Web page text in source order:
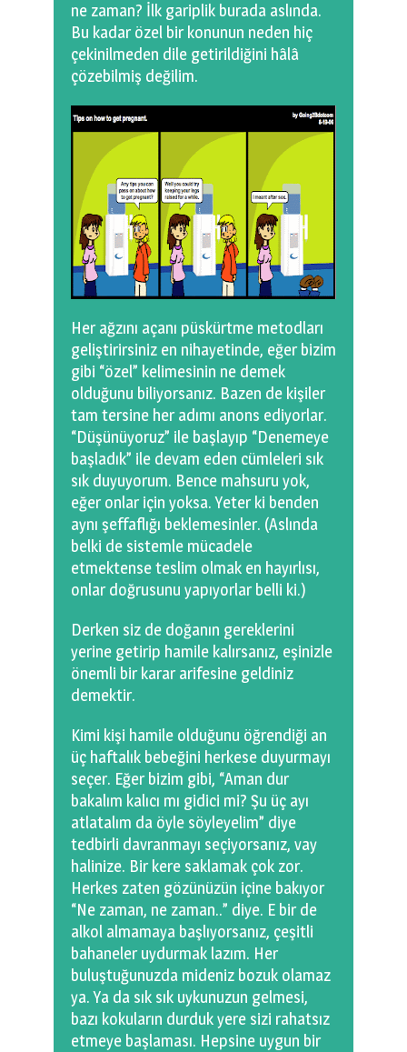
ne zaman? İlk gariplik burada aslında.
Bu kadar özel bir konunun neden hiç
çekinilmeden dile getirildiğini hâlâ
çözebilmiş değilim.
Her ağzını açanı püskürtme metodları
geliştirirsiniz en nihayetinde, eğer bizim
gibi “özel” kelimesinin ne demek
olduğunu biliyorsanız. Bazen de kişiler
tam tersine her adımı anons ediyorlar.
“Düşünüyoruz” ile başlayıp “Denemeye
başladık” ile devam eden cümleleri sık
sık duyuyorum. Bence mahsuru yok,
eğer onlar için yoksa. Yeter ki benden
aynı şeffaflığı beklemesinler. (Aslında
belki de sistemle mücadele
etmektense teslim olmak en hayırlısı,
onlar doğrusunu yapıyorlar belli ki.)
Derken siz de doğanın gereklerini
yerine getirip hamile kalırsanız, eşinizle
önemli bir karar arifesine geldiniz
demektir.
Kimi kişi hamile olduğunu öğrendiği an
üç haftalık bebeğini herkese duyurmayı
seçer. Eğer bizim gibi, “Aman dur
bakalım kalıcı mı gidici mi? Şu üç ayı
atlatalım da öyle söyleyelim” diye
tedbirli davranmayı seçiyorsanız, vay
halinize. Bir kere saklamak çok zor.
Herkes zaten gözünüzün içine bakıyor
“Ne zaman, ne zaman..” diye. E bir de
alkol almamaya başlıyorsanız, çeşitli
bahaneler uydurmak lazım. Her
buluştuğunuzda mideniz bozuk olamaz
ya. Ya da sık sık uykunuzun gelmesi,
bazı kokuların durduk yere sizi rahatsız
etmeye başlaması. Hepsine uygun bir